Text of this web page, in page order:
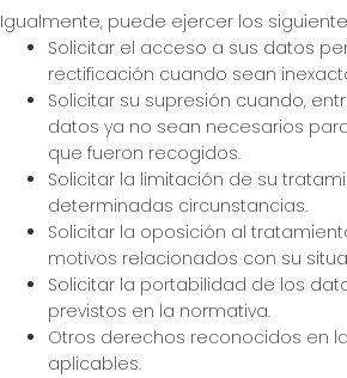
Igualmente, puede ejercer los
Solicitar el acceso a sus datos
rectificación cuando sean
Solicitar su supresión cuando,
datos ya no sean necesarios
que fueron recogidos.
Solicitar la limitación de su
determinadas circunstancias.
Solicitar la oposición al
motivos relacionados con su
Solicitar la portabilidad de los
previstos en la normativa.
Otros derechos reconocidos en
aplicables.